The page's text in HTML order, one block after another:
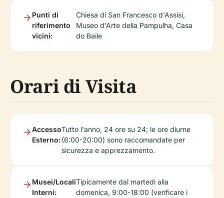
Punti di
riferimento
vicini:
Chiesa di San Francesco d'Assisi,
Museo d'Arte della Pampulha, Casa
do Baile
Orari di Visita
Accesso
Esterno:
Tutto l'anno, 24 ore su 24; le ore diurne
(6:00-20:00) sono raccomandate per
sicurezza e apprezzamento.
Musei/Locali
Interni:
Tipicamente dal martedì alla
domenica, 9:00-18:00 (verificare i